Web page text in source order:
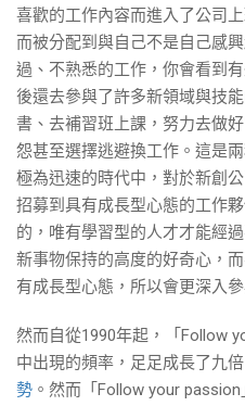
喜歡的工作內容而進入了公司
而被分配到與自己不是自己感
過、不熟悉的工作，你會看到
後還去參與了許多新領域與技
書、去補習班上課，努力去做
怨甚至選擇逃避換工作。這是
極為迅速的時代中，對於新創
招募到具有成長型心態的工作
的，唯有學習型的人才才能經
新事物保持的高度的好奇心，
有成長型心態，所以會更深入
然而自從1990年起，「Follow
中出現的頻率，足足成長了九
勢 。然而「Follow your